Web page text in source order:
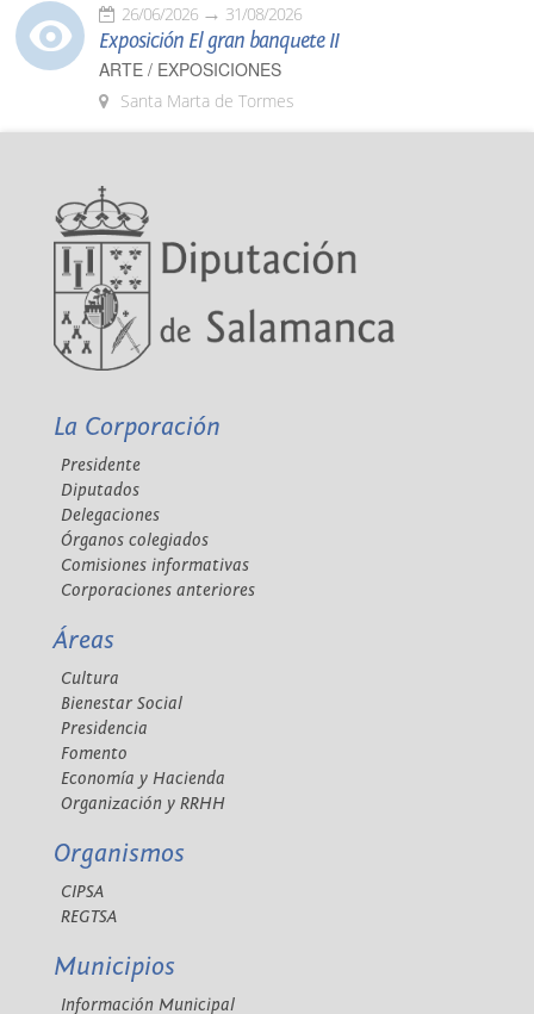
26/06/2026 31/08/2026
Exposición El gran banquete II
ARTE / EXPOSICIONES
Santa Marta de Tormes
La Corporación
Presidente
Diputados
Delegaciones
Órganos colegiados
Comisiones informativas
Corporaciones anteriores
Áreas
Cultura
Bienestar Social
Presidencia
Fomento
Economía y Hacienda
Organización y RRHH
Organismos
CIPSA
REGTSA
Municipios
Información Municipal